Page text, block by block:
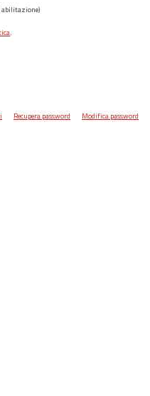
.
Recupera password Modifica password